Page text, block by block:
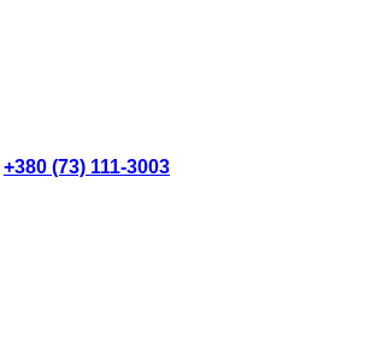
+380 (73) 111-3003